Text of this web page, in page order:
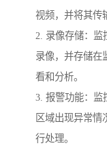
视频，并将其传
2. 录像存储：监
录像，并存储在
看和分析。
3. 报警功能：监
区域出现异常情
行处理。